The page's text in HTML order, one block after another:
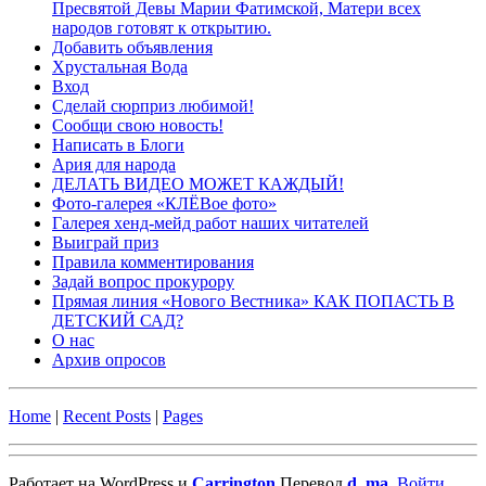
Пресвятой Девы Марии Фатимской, Матери всех
народов готовят к открытию.
Добавить объявления
Хрустальная Вода
Вход
Сделай сюрприз любимой!
Сообщи свою новость!
Написать в Блоги
Ария для народа
ДЕЛАТЬ ВИДЕО МОЖЕТ КАЖДЫЙ!
Фото-галерея «КЛЁВое фото»
Галерея хенд-мейд работ наших читателей
Выиграй приз
Правила комментирования
Задай вопрос прокурору
Прямая линия «Нового Вестника» КАК ПОПАСТЬ В
ДЕТСКИЙ САД?
О нас
Архив опросов
Home | Recent Posts | Pages